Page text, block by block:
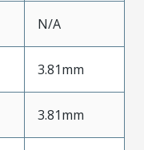
N/A
3.81mm
3.81mm